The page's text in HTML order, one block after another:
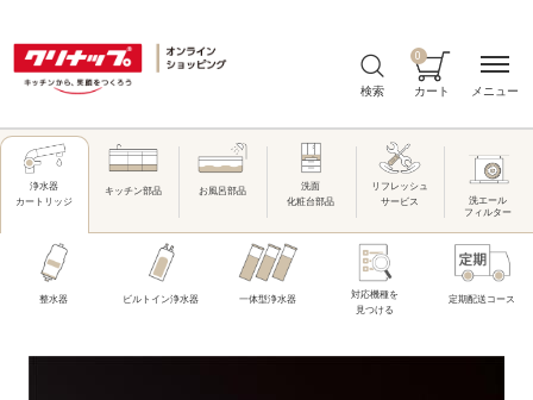
検索 カート
0
浄水器
カートリッジ
キッチン部品 お風呂部品
洗面
化粧台部品
リフレッシュ
サービス
洗エール
フィルター
整水器 ビルトイン浄水器 一体型浄水器
対応機種を
見つける
定期配送コース
メニュー